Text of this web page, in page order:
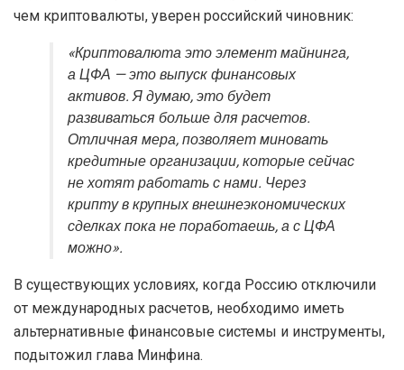
чем криптовалюты, уверен российский чиновник:
«Криптовалюта это элемент майнинга,
а ЦФА — это выпуск финансовых
активов. Я думаю, это будет
развиваться больше для расчетов.
Отличная мера, позволяет миновать
кредитные организации, которые сейчас
не хотят работать с нами. Через
крипту в крупных внешнеэкономических
сделках пока не поработаешь, а с ЦФА
можно».
В существующих условиях, когда Россию отключили
от международных расчетов, необходимо иметь
альтернативные финансовые системы и инструменты,
подытожил глава Минфина.